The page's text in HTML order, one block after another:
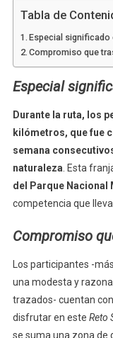
Tabla de
Especial significado
Compromiso que
Especial
Durante la ruta, los
kilómetros, que fue
semana
naturaleza. Esta
del Parque Nacional
competencia que
Compromiso
Los participantes -
una modesta y
trazados- cuentan
disfrutar en este Reto
se suma una zona de